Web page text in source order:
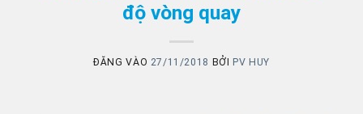
độ vòng quay
ĐĂNG VÀO 27/11/2018 BỞI PV HUY